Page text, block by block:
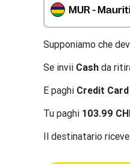
MUR -
Supponiamo che
Se invii Cash da
E paghi Credit Card
Tu paghi 103.99
Il destinatario riceve